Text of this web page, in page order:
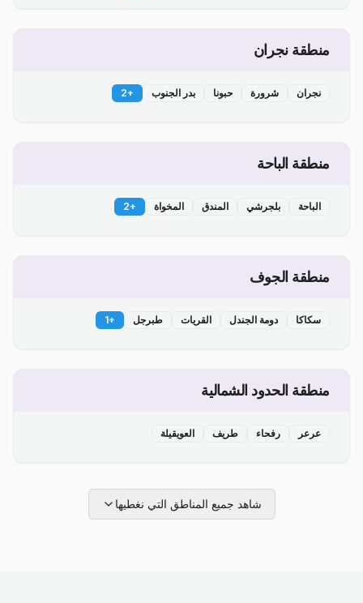
منطقة نجران
نجران شرورة حبونا بدر الجنوب +
2
منطقة الباحة
الباحة بلجرشي المندق المخواة +
2
منطقة الجوف
سكاكا دومة الجندل القريات طبرجل +
1
منطقة الحدود الشمالية
عرعر رفحاء طريف العويقيلة
شاهد جميع المناطق التي نغطيها